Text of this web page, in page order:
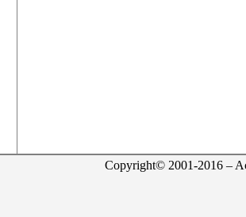
Copyright© 2001-2016 –